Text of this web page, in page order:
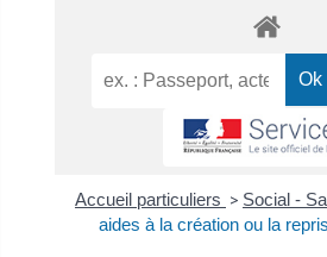
Accueil particuliers > Social -
aides à la création ou la